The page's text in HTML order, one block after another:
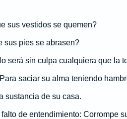
sus vestidos se quemen?
sus pies se abrasen?
será sin culpa cualquiera que la
saciar su alma teniendo
sustancia de su casa.
de entendimiento: Corrompe